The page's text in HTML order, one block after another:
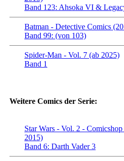
Band 123: Ahsoka VI &
Batman - Detective Comics
Band 99: (von 103)
Spider-Man - Vol. 7 (ab 2025)
Band 1
Weitere Comics der Serie:
Star Wars - Vol. 2 -
2015)
Band 6: Darth Vader 3